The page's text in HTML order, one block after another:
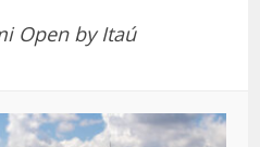
Open by Itaú